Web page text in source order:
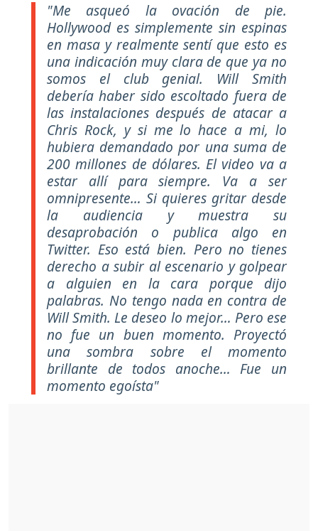
"Me asqueó la ovación de pie.
Hollywood es simplemente sin espinas
en masa y realmente sentí que esto es
una indicación muy clara de que ya no
somos el club genial. Will Smith
debería haber sido escoltado fuera de
las instalaciones después de atacar a
Chris Rock, y si me lo hace a mi, lo
hubiera demandado por una suma de
200 millones de dólares. El video va a
estar allí para siempre. Va a ser
omnipresente… Si quieres gritar desde
la audiencia y muestra su
desaprobación o publica algo en
Twitter. Eso está bien. Pero no tienes
derecho a subir al escenario y golpear
a alguien en la cara porque dijo
palabras. No tengo nada en contra de
Will Smith. Le deseo lo mejor… Pero ese
no fue un buen momento. Proyectó
una sombra sobre el momento
brillante de todos anoche… Fue un
momento egoísta"